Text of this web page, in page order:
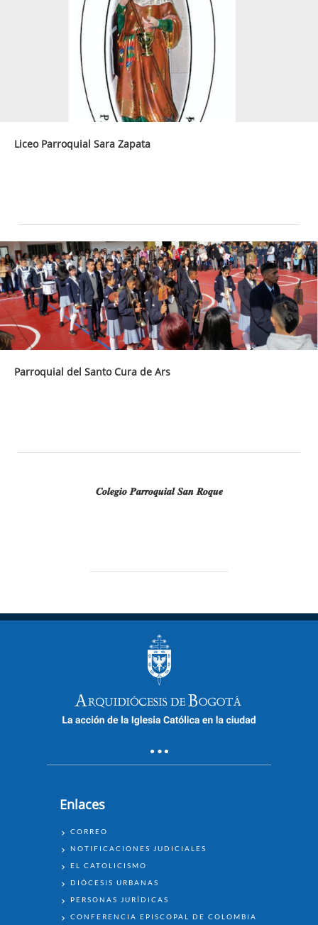
Liceo Parroquial Sara Zapata
Parroquial del Santo Cura de Ars
𝑪𝒐𝒍𝒆𝒈𝒊𝒐 𝑷𝒂𝒓𝒓𝒐𝒒𝒖𝒊𝒂𝒍 𝑺𝒂𝒏 𝑹𝒐𝒒𝒖𝒆
Enlaces
ENLACES
CORREO
NOTIFICACIONES JUDICIALES
EL CATOLICISMO
DIÓCESIS URBANAS
PERSONAS JURÍDICAS
CONFERENCIA EPISCOPAL DE COLOMBIA